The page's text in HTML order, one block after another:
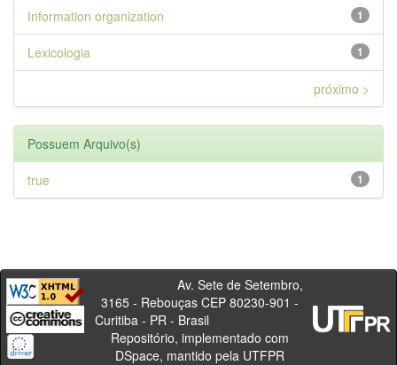
1
Information organization
1
Lexicologia
próximo >
Possuem Arquivo(s)
1
true
Av. Sete de Setembro,
3165 - Rebouças CEP 80230-901 -
Curitiba - PR - Brasil
Repositório, implementado com
DSpace, mantido pela UTFPR